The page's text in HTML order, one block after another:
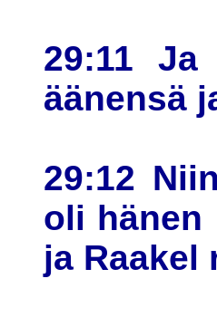
29:11
äänensä
29:12
oli hänen
ja